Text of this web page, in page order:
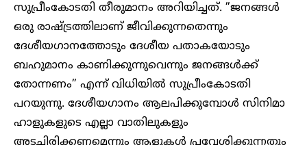
സുപ്രീംകോടതി തീരുമാനം അറിയിച്ചത്. ”ജനങ്ങൾ
ഒരു രാഷ്ട്രത്തിലാണ് ജീവിക്കുന്നതെന്നും
ദേശീയഗാനത്തോടും ദേശീയ പതാകയോടും
ബഹുമാനം കാണിക്കുന്നുവെന്നും ജനങ്ങൾക്ക്
തോന്നണം” എന്ന് വിധിയില്‍ സുപ്രീംകോടതി
പറയുന്നു. ദേശീയഗാനം ആലപിക്കുമ്പോൾ സിനിമാ
ഹാളുകളുടെ എല്ലാ വാതിലുകളും
അടച്ചിരിക്കണമെന്നും ആളുകൾ പ്രവേശിക്കുന്നതും